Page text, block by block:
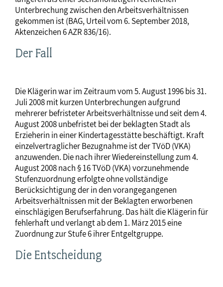
Unterbrechung zwischen den Arbeitsverhältnissen
gekommen ist (BAG, Urteil vom 6. September 2018,
Aktenzeichen 6 AZR 836/16).
Der Fall
Die Klägerin war im Zeitraum vom 5. August 1996 bis 31.
Juli 2008 mit kurzen Unterbrechungen aufgrund
mehrerer befristeter Arbeitsverhältnisse und seit dem 4.
August 2008 unbefristet bei der beklagten Stadt als
Erzieherin in einer Kindertagesstätte beschäftigt. Kraft
einzelvertraglicher Bezugnahme ist der TVöD (VKA)
anzuwenden. Die nach ihrer Wiedereinstellung zum 4.
August 2008 nach § 16 TVöD (VKA) vorzunehmende
Stufenzuordnung erfolgte ohne vollständige
Berücksichtigung der in den vorangegangenen
Arbeitsverhältnissen mit der Beklagten erworbenen
einschlägigen Berufserfahrung. Das hält die Klägerin für
fehlerhaft und verlangt ab dem 1. März 2015 eine
Zuordnung zur Stufe 6 ihrer Entgeltgruppe.
Die Entscheidung